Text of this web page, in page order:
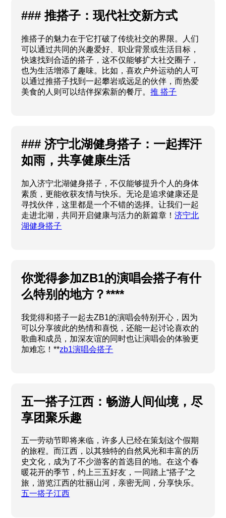
### 推搭子：现代社交新方式
推搭子的魅力在于它打破了传统社交的界限。人们
可以通过共同的兴趣爱好、职业背景或生活目标，
快速找到合适的搭子，这不仅能够扩大社交圈子，
也为生活增添了趣味。比如，喜欢户外运动的人可
以通过推搭子找到一起攀岩或远足的伙伴，而热爱
美食的人则可以结伴探索新的餐厅。推 搭子
### 济宁北湖健身搭子：一起挥汗
如雨，共享健康生活
加入济宁北湖健身搭子，不仅能够提升个人的身体
素质，更能收获友情与快乐。无论是追求健康还是
寻找伙伴，这里都是一个不错的选择。让我们一起
走进北湖，共同开启健康与活力的新篇章！济宁北
湖健身搭子
你觉得参加ZB1的演唱会搭子有什
么特别的地方？****
我觉得和搭子一起去ZB1的演唱会特别开心，因为
可以分享彼此的热情和喜悦，还能一起讨论喜欢的
歌曲和成员，加深友谊的同时也让演唱会的体验更
加难忘！**zb1演唱会搭子
五一搭子江西：畅游人间仙境，尽
享团聚乐趣
五一劳动节即将来临，许多人已经在策划这个假期
的旅程。而江西，以其独特的自然风光和丰富的历
史文化，成为了不少游客的首选目的地。在这个春
暖花开的季节，约上三五好友，一同踏上“搭子”之
旅，游览江西的壮丽山河，亲密无间，分享快乐。
五一搭子江西